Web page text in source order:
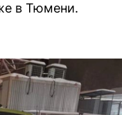
в Тюмени.